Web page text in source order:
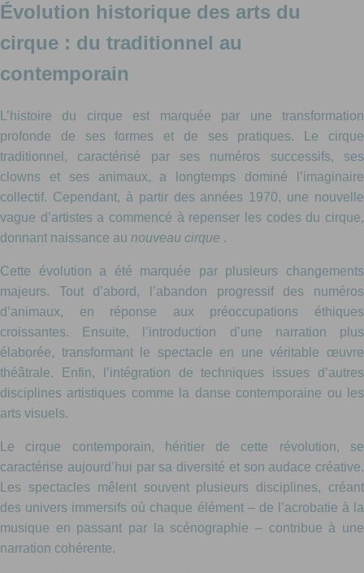
Évolution historique des arts du
cirque : du traditionnel au
contemporain
L’histoire du cirque est marquée par une transformation
profonde de ses formes et de ses pratiques. Le cirque
traditionnel, caractérisé par ses numéros successifs, ses
clowns et ses animaux, a longtemps dominé l’imaginaire
collectif. Cependant, à partir des années 1970, une nouvelle
vague d’artistes a commencé à repenser les codes du cirque,
donnant naissance au nouveau cirque .
Cette évolution a été marquée par plusieurs changements
majeurs. Tout d’abord, l’abandon progressif des numéros
d’animaux, en réponse aux préoccupations éthiques
croissantes. Ensuite, l’introduction d’une narration plus
élaborée, transformant le spectacle en une véritable œuvre
théâtrale. Enfin, l’intégration de techniques issues d’autres
disciplines artistiques comme la danse contemporaine ou les
arts visuels.
Le cirque contemporain, héritier de cette révolution, se
caractérise aujourd’hui par sa diversité et son audace créative.
Les spectacles mêlent souvent plusieurs disciplines, créant
des univers immersifs où chaque élément – de l’acrobatie à la
musique en passant par la scénographie – contribue à une
narration cohérente.